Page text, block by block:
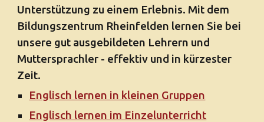
Unterstützung zu einem Erlebnis. Mit dem
Bildungszentrum Rheinfelden lernen Sie bei
unsere gut ausgebildeten Lehrern und
Muttersprachler - effektiv und in kürzester
Zeit.
Englisch lernen in kleinen Gruppen
Englisch lernen im Einzelunterricht